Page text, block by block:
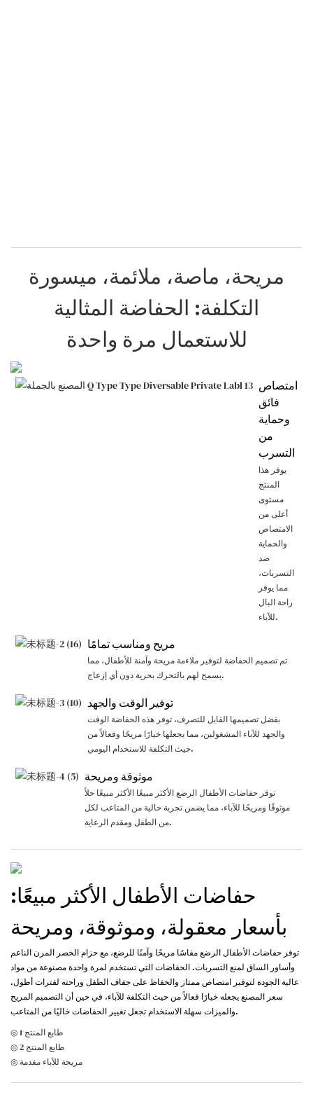
مريحة، ماصة، ملائمة، ميسورة
التكلفة: الحفاضة المثالية
للاستعمال مرة واحدة
امتصاص
فائق
وحماية
من
التسرب
يوفر هذا
المنتج
مستوى
أعلى من
الامتصاص
والحماية
ضد
التسربات،
مما يوفر
راحة البال
للآباء.
مريح ومناسب تمامًا
تم تصميم الحفاضة لتوفير ملاءمة مريحة وآمنة للأطفال، مما
يسمح لهم بالتحرك بحرية دون أي إزعاج.
توفير الوقت والجهد
بفضل تصميمها القابل للتصرف، توفر هذه الحفاضة الوقت
والجهد للآباء المشغولين، مما يجعلها خيارًا مريحًا وفعالاً من
حيث التكلفة للاستخدام اليومي.
موثوقة ومريحة
توفر حفاضات الأطفال الرضع الأكثر مبيعًا الأكثر مبيعًا حلاً
موثوقًا ومريحًا للآباء، مما يضمن تجربة خالية من المتاعب لكل
من الطفل ومقدم الرعاية.
حفاضات الأطفال الأكثر مبيعًا:
بأسعار معقولة، وموثوقة، ومريحة
توفر حفاضات الأطفال الرضع مقاسًا مريحًا وآمنًا للرضع، مع حزام الخصر المرن الناعم
وأساور الساق لمنع التسربات. الحفاضات التي تستخدم لمرة واحدة مصنوعة من مواد
عالية الجودة لتوفير امتصاص ممتاز والحفاظ على جفاف الطفل وراحته لفترات أطول.
سعر المصنع يجعله خيارًا فعالاً من حيث التكلفة للآباء، في حين أن التصميم المريح
والميزات سهلة الاستخدام تجعل تغيير الحفاضات خاليًا من المتاعب.
◎ طابع المنتج 1
◎ طابع المنتج 2
◎ مريحة للآباء مقدمة